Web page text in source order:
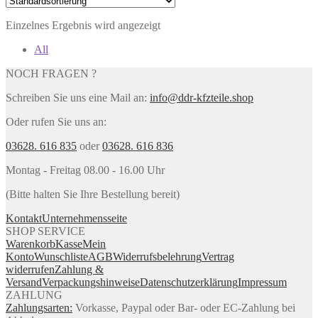
Einzelnes Ergebnis wird angezeigt
All
NOCH FRAGEN ?
Schreiben Sie uns eine Mail an: info@ddr-kfzteile.shop
Oder rufen Sie uns an:
03628. 616 835 oder03628. 616 836
Montag - Freitag 08.00 - 16.00 Uhr
(Bitte halten Sie Ihre Bestellung bereit)
KontaktUnternehmensseite
SHOP SERVICE
WarenkorbKasseMein
KontoWunschlisteAGBWiderrufsbelehrungVertrag
widerrufenZahlung &
VersandVerpackungshinweiseDatenschutzerklärungImpressum
ZAHLUNG
Zahlungsarten: Vorkasse, Paypal oder Bar- oder EC-Zahlung bei